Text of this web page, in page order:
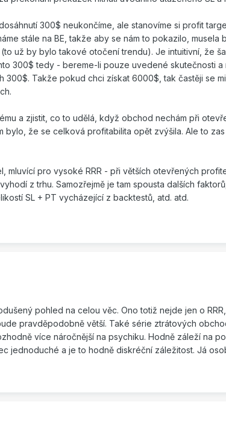
300$ neukončíme, ale stanovíme si profit
stále na BE, takže aby se nám to pokazilo, musela
už by bylo takové otočení trendu). Je intuitivní, že
300$ tedy - bereme-li pouze uvedené skutečnosti a
300$. Takže pokud chci získat 6000$, tak častěji se
a zjistit, co to udělá, když obchod nechám při
že se celková profitabilita opět zvýšila. Ale to
mluvící pro vysoké RRR - při větších otevřených
z trhu. Samozřejmě je tam spousta dalších
SL + PT vycházející z backtestů, atd. atd.
pohled na celou věc. Ono totiž nejde jen o
pravděpodobně větší. Také série ztrátových
více náročnější na psychiku. Hodně záleží na
jednoduché a je to hodně diskréční záležitost. Já